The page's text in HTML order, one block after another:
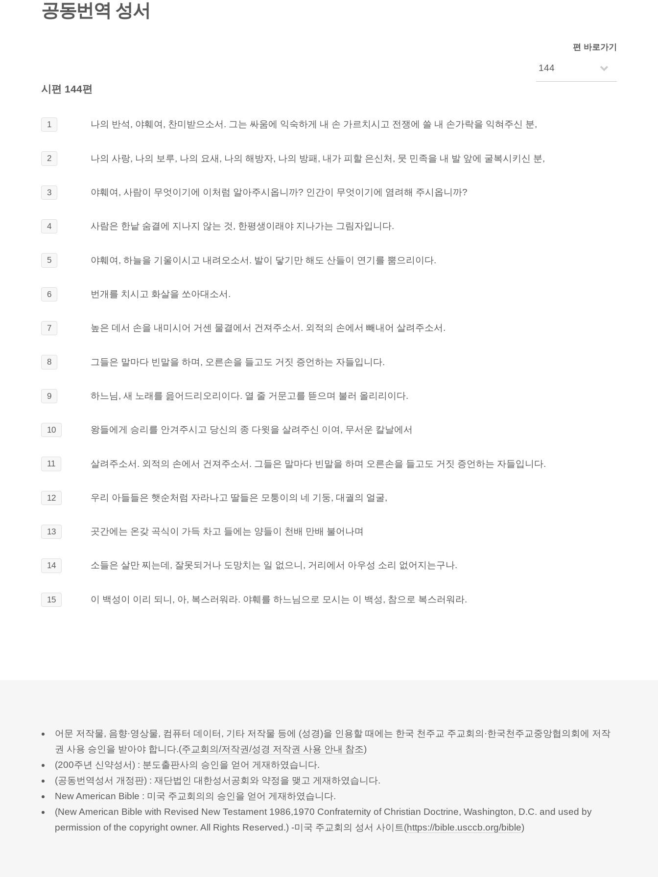
공동번역 성서
편 바로가기
시편 144편
1 나의 반석, 야훼여, 찬미받으소서. 그는 싸움에 익숙하게 내 손 가르치시고 전쟁에 쓸 내 손가락을 익혀주신 분,
2 나의 사랑, 나의 보루, 나의 요새, 나의 해방자, 나의 방패, 내가 피할 은신처, 뭇 민족을 내 발 앞에 굴복시키신 분,
3 야훼여, 사람이 무엇이기에 이처럼 알아주시옵니까? 인간이 무엇이기에 염려해 주시옵니까?
4 사람은 한낱 숨결에 지나지 않는 것, 한평생이래야 지나가는 그림자입니다.
5 야훼여, 하늘을 기울이시고 내려오소서. 발이 닿기만 해도 산들이 연기를 뿜으리이다.
6 번개를 치시고 화살을 쏘아대소서.
7 높은 데서 손을 내미시어 거센 물결에서 건져주소서. 외적의 손에서 빼내어 살려주소서.
8 그들은 말마다 빈말을 하며, 오른손을 들고도 거짓 증언하는 자들입니다.
9 하느님, 새 노래를 읊어드리오리이다. 열 줄 거문고를 뜯으며 불러 올리리이다.
10 왕들에게 승리를 안겨주시고 당신의 종 다윗을 살려주신 이여, 무서운 칼날에서
11 살려주소서. 외적의 손에서 건져주소서. 그들은 말마다 빈말을 하며 오른손을 들고도 거짓 증언하는 자들입니다.
12 우리 아들들은 햇순처럼 자라나고 딸들은 모퉁이의 네 기둥, 대궐의 얼굴,
13 곳간에는 온갖 곡식이 가득 차고 들에는 양들이 천배 만배 불어나며
14 소들은 살만 찌는데, 잘못되거나 도망치는 일 없으니, 거리에서 아우성 소리 없어지는구나.
15 이 백성이 이리 되니, 아, 복스러워라. 야훼를 하느님으로 모시는 이 백성, 참으로 복스러워라.
어문 저작물, 음향·영상물, 컴퓨터 데이터, 기타 저작물 등에 (성경)을 인용할 때에는 한국 천주교 주교회의·한국천주교중앙협의회에 저작
권 사용 승인을 받아야 합니다.(주교회의/저작권/성경 저작권 사용 안내 참조)
(200주년 신약성서) : 분도출판사의 승인을 얻어 게재하였습니다.
(공동번역성서 개정판) : 재단법인 대한성서공회와 약정을 맺고 게재하였습니다.
New American Bible : 미국 주교회의의 승인을 얻어 게재하였습니다.
(New American Bible with Revised New Testament 1986,1970 Confraternity of Christian Doctrine, Washington, D.C. and used by
permission of the copyright owner. All Rights Reserved.) -미국 주교회의 성서 사이트(https://bible.usccb.org/bible)